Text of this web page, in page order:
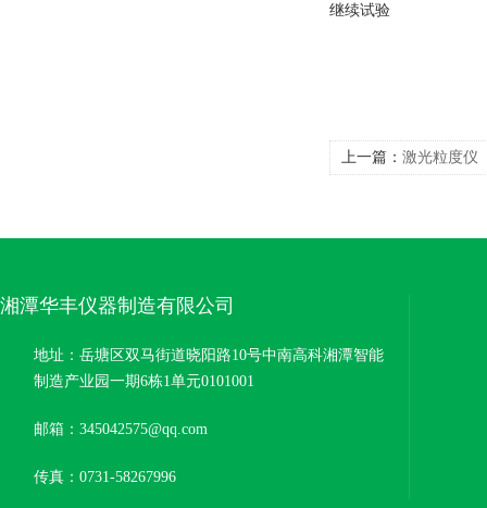
继续试验
上一篇： 激光粒度仪
湘潭华丰仪器制造有限公司
地址：岳塘区双马街道晓阳路10号中南高科湘潭智能
制造产业园一期6栋1单元0101001
邮箱：345042575@qq.com
传真：0731-58267996